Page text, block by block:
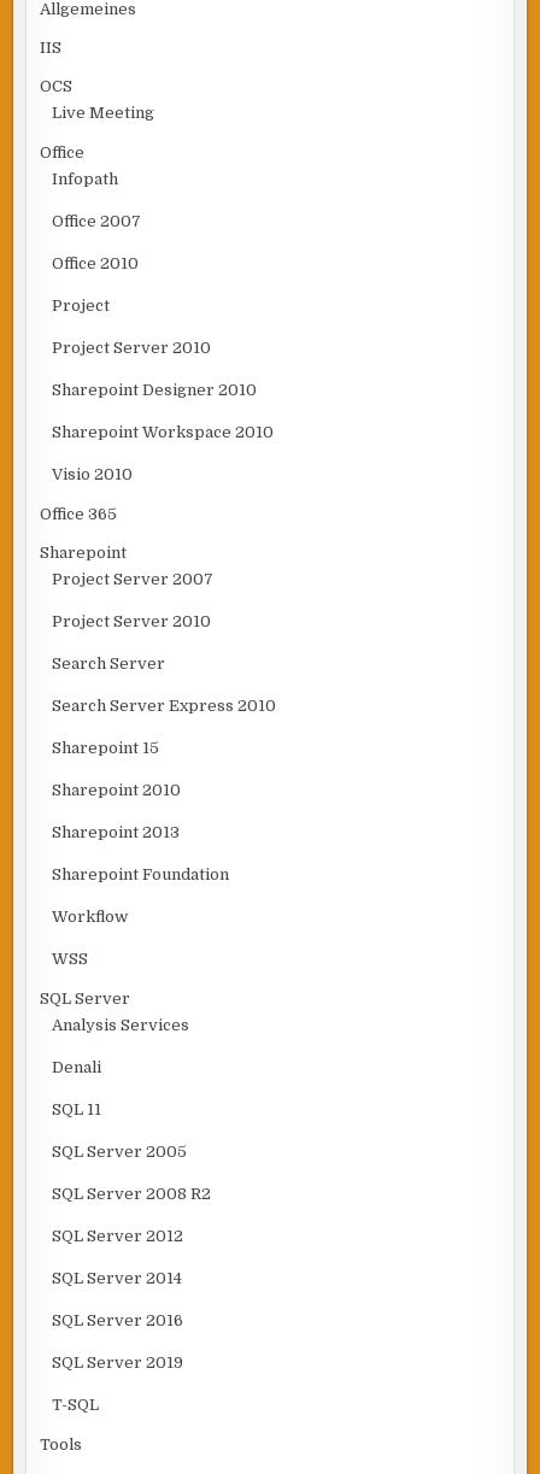
Allgemeines
IIS
OCS
Live Meeting
Office
Infopath
Office 2007
Office 2010
Project
Project Server 2010
Sharepoint Designer 2010
Sharepoint Workspace 2010
Visio 2010
Office 365
Sharepoint
Project Server 2007
Project Server 2010
Search Server
Search Server Express 2010
Sharepoint 15
Sharepoint 2010
Sharepoint 2013
Sharepoint Foundation
Workflow
WSS
SQL Server
Analysis Services
Denali
SQL 11
SQL Server 2005
SQL Server 2008 R2
SQL Server 2012
SQL Server 2014
SQL Server 2016
SQL Server 2019
T-SQL
Tools